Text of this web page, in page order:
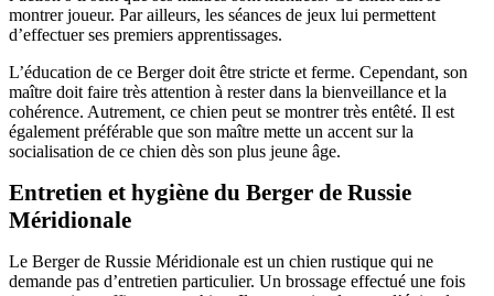
montrer joueur. Par ailleurs, les séances de jeux lui permettent
d’effectuer ses premiers apprentissages.
L’éducation de ce Berger doit être stricte et ferme. Cependant, son
maître doit faire très attention à rester dans la bienveillance et la
cohérence. Autrement, ce chien peut se montrer très entêté. Il est
également préférable que son maître mette un accent sur la
socialisation de ce chien dès son plus jeune âge.
Entretien et hygiène du Berger de Russie
Méridionale
Le Berger de Russie Méridionale est un chien rustique qui ne
demande pas d’entretien particulier. Un brossage effectué une fois